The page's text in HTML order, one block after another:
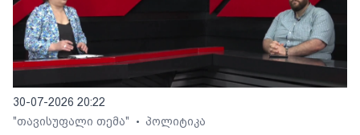
30-07-2026 20:22
"თავისუფალი თემა"
• პოლიტიკა